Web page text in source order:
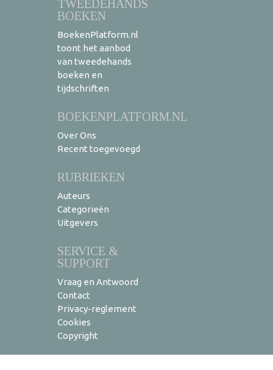
TWEEDEHANDS
BOEKEN
BoekenPlatform.nl
toont het aanbod
van tweedehands
boeken en
tijdschriften
BOEKENPLATFORM.NL
Over Ons
Recent toegevoegd
RUBRIEKEN
Auteurs
Categorieën
Uitgevers
SERVICE &
SUPPORT
Vraag en Antwoord
Contact
Privacy-reglement
Cookies
Copyright